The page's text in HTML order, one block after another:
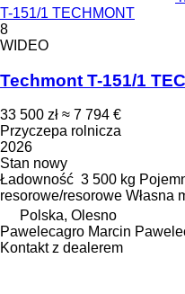
T-151/1 TECHMONT
8
WIDEO
Techmont T-151/1
33 500 zł ≈ 7 794 €
Przyczepa rolnicza
2026
Stan nowy
Ładowność 3 500 kg
resorowe/resorowe Własna
Polska, Olesno
Pawelecagro Marcin
Kontakt z dealerem